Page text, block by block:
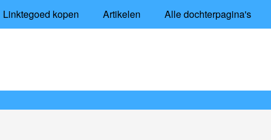
Linktegoed kopen Artikelen Alle dochterpagina's